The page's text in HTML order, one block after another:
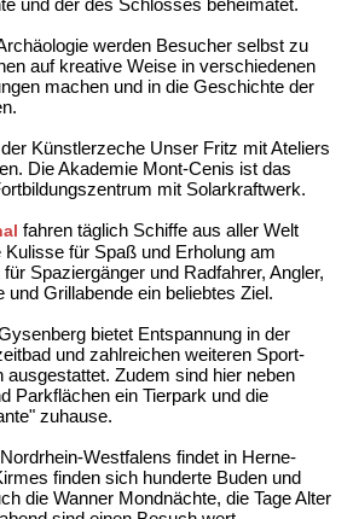
und der des Schlosses beheimatet.
werden Besucher selbst zu
auf kreative Weise in verschiedenen
machen und in die Geschichte der
Künstlerzeche Unser Fritz mit Ateliers
Die Akademie Mont-Cenis ist das
mit Solarkraftwerk.
fahren täglich Schiffe aus aller Welt
Kulisse für Spaß und Erholung am
Spaziergänger und Radfahrer, Angler,
und Grillabende ein beliebtes Ziel.
bietet Entspannung in der
und zahlreichen weiteren Sport-
ausgestattet. Zudem sind hier neben
Parkflächen ein Tierpark und die
zuhause.
Westfalens findet in Herne-
finden sich hunderte Buden und
die Wanner Mondnächte, die Tage Alter